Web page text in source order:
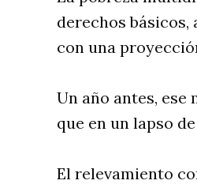
derechos básicos,
con una
Un año antes, ese
que en un lapso
El relevamiento